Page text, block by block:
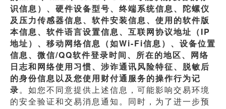
识信息）、硬件设备型号、终端系统信息、陀螺仪
及压力传感器信息、软件安装信息、使用的软件版
本信息、软件语言设置信息、互联网协议地址（IP
地址）、移动网络信息（如Wi-Fi信息）、设备位置
信息、微信/QQ软件登录时间、所在的地区、网络
日志和网络使用习惯、涉诈通讯风险特征、脱敏后
的身份信息以及您使用财付通服务的操作行为记
录。如您不同意提供上述信息，可能影响交易环境
的安全验证和交易消息通知。同时，为了进一步预